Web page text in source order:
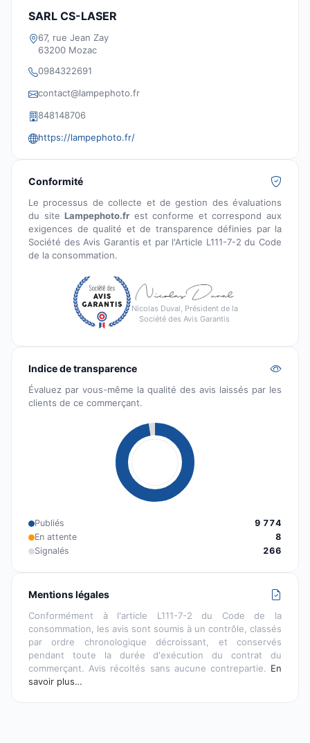
SARL CS-LASER
67, rue Jean Zay
63200 Mozac
0984322691
contact@lampephoto.fr
848148706
https://lampephoto.fr/
Conformité
Le processus de collecte et de gestion des évaluations
du siteLampephoto.fr est conforme et correspond aux
exigences de qualité et de transparence définies par la
Société des Avis Garantis et par l'Article L111-7-2 du Code
de la consommation.
Nicolas Duval, Président de la
Société des Avis Garantis
Indice de transparence
Évaluez par vous-même la qualité des avis laissés par les
clients de ce commerçant.
Publiés
9 774
En attente
8
Signalés
266
Mentions légales
Conformément à l'article L111-7-2 du Code de la
consommation, les avis sont soumis à un contrôle, classés
par ordre chronologique décroissant, et conservés
pendant toute la durée d'exécution du contrat du
commerçant. Avis récoltés sans aucune contrepartie. En
savoir plus…